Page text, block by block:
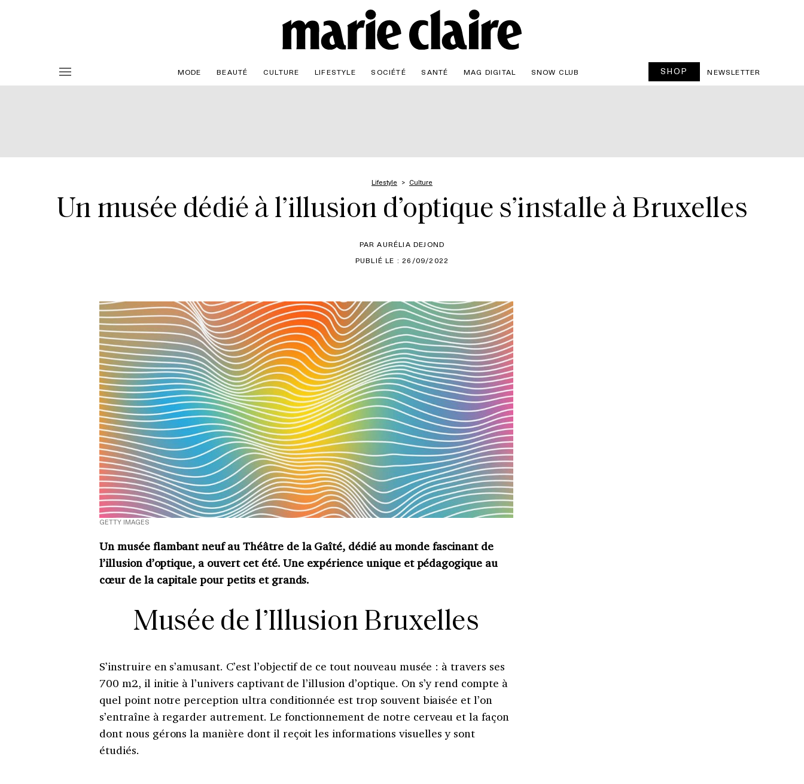
MODE BEAUTÉ CULTURE LIFESTYLE SOCIÉTÉ SANTÉ MAG DIGITAL SNOW CLUB SHOP NEWSLETTER
Lifestyle Culture
Un musée dédié à l’illusion d’optique s’installe à Bruxelles
PAR AURÉLIA DEJOND
PUBLIÉ LE : 26/09/2022
GETTY IMAGES
Un musée flambant neuf au Théâtre de la Gaîté, dédié au monde fascinant de
l’illusion d’optique, a ouvert cet été. Une expérience unique et pédagogique au
cœur de la capitale pour petits et grands.
Musée de l’Illusion Bruxelles
S’instruire en s’amusant. C’est l’objectif de ce tout nouveau musée : à travers ses
700 m2, il initie à l’univers captivant de l’illusion d’optique. On s’y rend compte à
quel point notre perception ultra conditionnée est trop souvent biaisée et l’on
s’entraîne à regarder autrement. Le fonctionnement de notre cerveau et la façon
dont nous gérons la manière dont il reçoit les informations visuelles y sont
étudiés.